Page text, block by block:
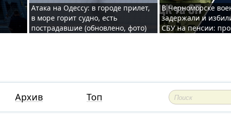
Атака на Одессу: в городе прилет,
в море горит судно, есть
пострадавшие (обновлено, фото)
В Черноморске
задержали и
СБУ на пенсии:
Архив Топ